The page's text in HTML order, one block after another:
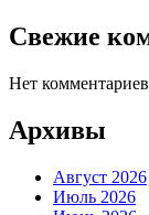
Свежие
Нет
Архивы
Август 2026
Июль 2026